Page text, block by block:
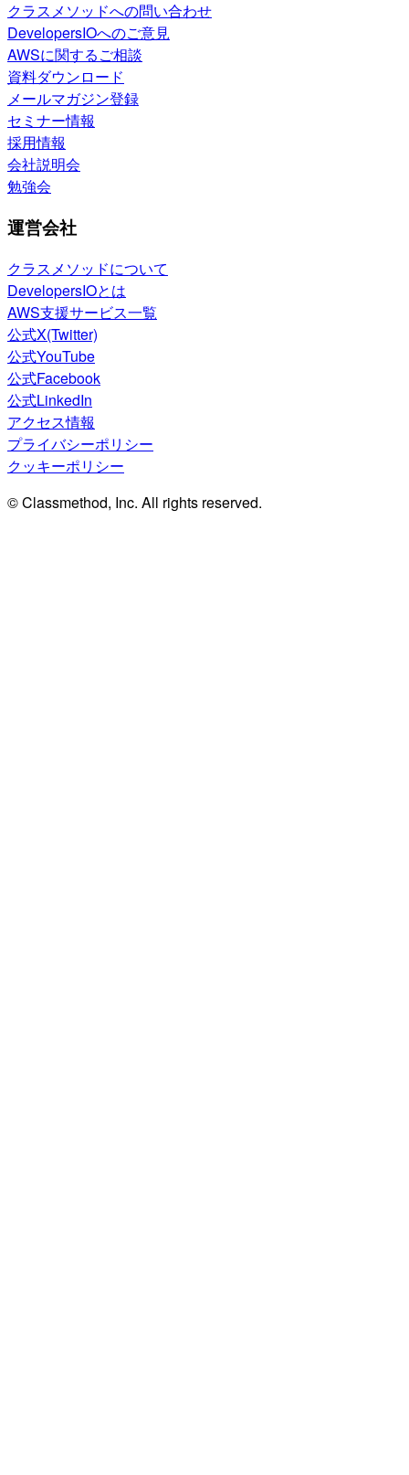
クラスメソッドへの問い合わせ
DevelopersIOへのご意見
AWSに関するご相談
資料ダウンロード
メールマガジン登録
セミナー情報
採用情報
会社説明会
勉強会
運営会社
クラスメソッドについて
DevelopersIOとは
AWS支援サービス一覧
公式X(Twitter)
公式YouTube
公式Facebook
公式LinkedIn
アクセス情報
プライバシーポリシー
クッキーポリシー
© Classmethod, Inc. All rights reserved.